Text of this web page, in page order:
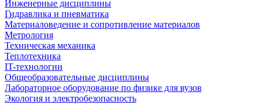
Инженерные дисциплины
Гидравлика и пневматика
Материаловедение и сопротивление материалов
Метрология
Техническая механика
Теплотехника
IT-технологии
Общеобразовательные дисциплины
Лабораторное оборудование по физике для вузов
Экология и электробезопасность